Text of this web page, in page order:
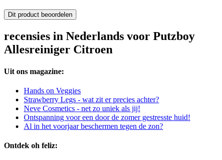
Dit product beoordelen
recensies in Nederlands voor Putzboy
Allesreiniger Citroen
Uit ons magazine:
Hands on Veggies
Strawberry Legs - wat zit er precies achter?
Neve Cosmetics - net zo uniek als jij!
Ontspanning voor een door de zomer gestresste huid!
Al in het voorjaar beschermen tegen de zon?
Ontdek oh feliz: